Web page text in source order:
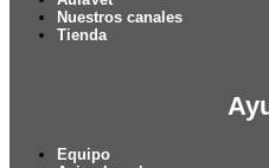
Nuestros canales
Tienda
Equipo